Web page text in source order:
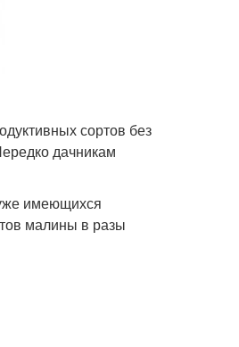
сортов без
дачникам
имеющихся
малины в разы